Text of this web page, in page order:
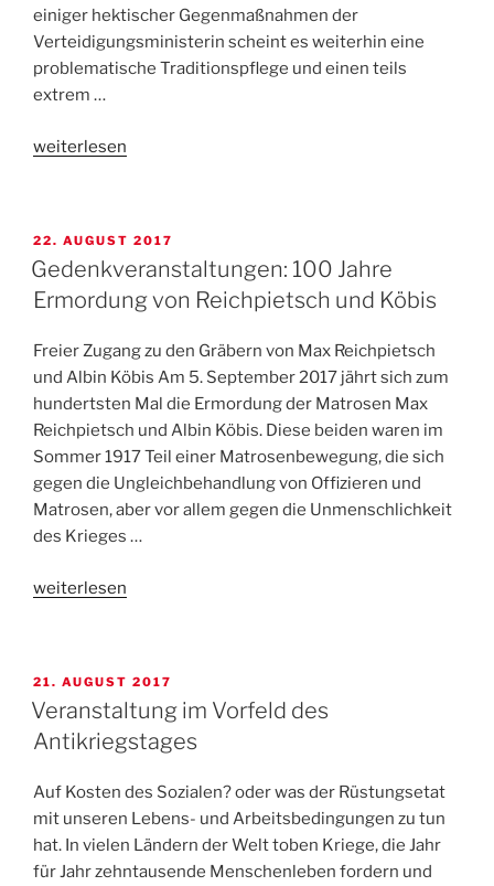
einiger hektischer Gegenmaßnahmen der
Verteidigungsministerin scheint es weiterhin eine
problematische Traditionspflege und einen teils
extrem …
„Veranstaltung:
weiterlesen
VERÖFFENTLICHT
AM
22. AUGUST 2017
Gedenkveranstaltungen: 100 Jahre
Ermordung von Reichpietsch und Köbis
Freier Zugang zu den Gräbern von Max Reichpietsch
und Albin Köbis Am 5. September 2017 jährt sich zum
hundertsten Mal die Ermordung der Matrosen Max
Reichpietsch und Albin Köbis. Diese beiden waren im
Sommer 1917 Teil einer Matrosenbewegung, die sich
gegen die Ungleichbehandlung von Offizieren und
Matrosen, aber vor allem gegen die Unmenschlichkeit
des Krieges …
„Gedenkveranstaltungen:
von
Reichpietsch
und
weiterlesen
VERÖFFENTLICHT
AM
21. AUGUST 2017
Veranstaltung im Vorfeld des
Antikriegstages
Auf Kosten des Sozialen? oder was der Rüstungsetat
mit unseren Lebens- und Arbeitsbedingungen zu tun
hat. In vielen Ländern der Welt toben Kriege, die Jahr
für Jahr zehntausende Menschenleben fordern und